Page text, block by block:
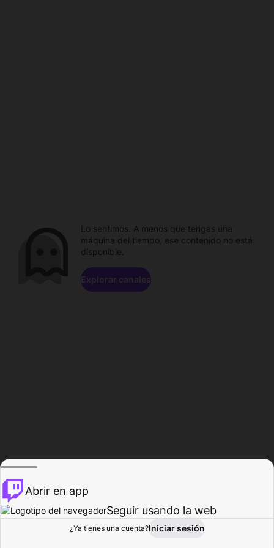
Explorar Actividad
Lo sentimos. A menos que tengas una
máquina del tiempo, ese contenido no está
disponible.
Explorar canales
Abrir en app
Seguir usando la web
¿Ya tienes una cuenta?Iniciar sesión